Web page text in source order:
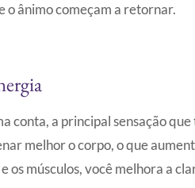
o ânimo começam a retornar.
conta, a principal sensação
melhor o corpo, o que
os músculos, você melhora a